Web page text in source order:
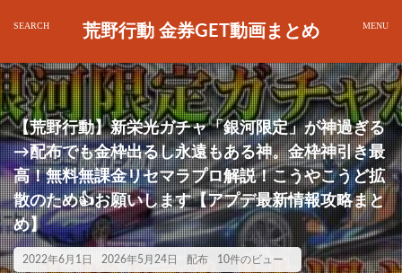
荒野行動 金券GET動画まとめ
【荒野行動】新栄光ガチャ「銀河限定」が神過ぎる
→配布でも金枠出るし永遠もある神。金枠神引き最
高！無料無課金リセマラプロ解説！こうやこうど拡
散のため👍お願いします【アプデ最新情報攻略まと
め】
2022年6月1日 2026年5月24日 配布 10件のビュー